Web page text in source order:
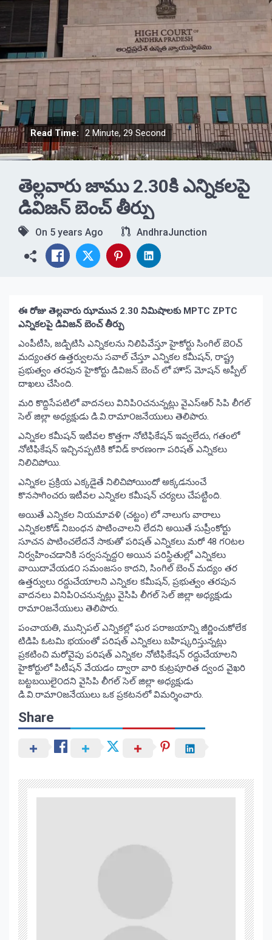
Read Time: 2 Minute, 29 Second
తెల్లవారు జాము 2.30కి ఎన్నికలపై
డివిజన్ బెంచ్ తీర్పు
On 5 years Ago AndhraJunction
ఈ రోజు తెల్లవారు ఝామున 2.30 నిమిషాలకు MPTC ZPTC
ఎన్నికలపై డివిజన్ బెంచ్ తీర్పు
ఎంపీటీసి, జడ్పిటిసి ఎన్నికలను నిలిపివేస్తూ హైకోర్టు సింగిల్ బె౦చ్
మద్యంతర ఉత్తర్వులను సవాల్ చేస్తూ ఎన్నికల కమీషన్, రాష్ట్ర
ప్రభుత్వం తరపున హైకోర్టు డివిజన్ బెంచ్ లో హౌస్ మోషన్ అప్పీల్
దాఖలు చేసింది.
మరి కొద్దిసేపటిలో వాదనలు వినిపి౦చనున్నట్లు వైఎస్ఆర్ సిపి లీగల్
సెల్ జిల్లా అధ్యక్షుడు డి.వి.రామా౦జనేయులు తెలిపారు.
ఎన్నికల కమీషన్ ఇటీవల కొత్తగా నోటిఫికేషన్ ఇవ్వలేదు, గతంలో
నోటిఫికేషన్ ఇచ్చినప్పటికి కోవిడ్ కారణంగా పరిషత్ ఎన్నికలు
నిలిచిపోయి.
ఎన్నికల ప్రక్రియ ఎక్కడైతే నిలిచిపోయిందో అక్కడనుంచే
కొనసాగించరు ఇటీవల ఎన్నికల కమీషన్ చర్యలు చేపట్టింది.
అయితే ఎన్నికల నియమావళి (చట్టం) లో నాలుగు వారాలు
ఎన్నికలకోడ్ నిబంధన పాటించాలని లేదని అయితే సుప్రీంకోర్టు
సూచన పాటించలేదనే సాకుతో పరిషత్ ఎన్నికలు మరో 48 గ౦టల
నిర్వహించడానికి సర్వసన్నద్ద౦ అయిన పరిస్థితుల్లో ఎన్నికలు
వాయిదావేయడ౦ సమంజసం కాదని, సింగిల్ బెంచ్ మద్యం తర
ఉత్తర్వులు రద్దుచేయాలని ఎన్నికల కమీషన్, ప్రభుత్వం తరపున
వాదనలు వినిపి౦చనున్నట్లు వైసిపి లీగల్ సెల్ జిల్లా అధ్యక్షుడు
రామా౦జనేయులు తెలిపారు.
పంచాయతి, మున్సిపల్ ఎన్నికల్లో ఘర పరాజయాన్ని జీర్ణించుకోలేక
టిడిపి ఓటమి భయంతో పరిషత్ ఎన్నికలు బహిష్కరిస్తున్నట్లు
ప్రకటించి మరోవైపు పరిషత్ ఎన్నికల నోటిఫికేషన్ రద్దుచేయాలని
హైకోర్టులో పిటీషన్ వేయడం ద్వారా వారి కుట్రపూరిత ద్వంద వైఖరి
బట్టబయిలై౦దని వైసిపి లీగల్ సెల్ జిల్లా అధ్యక్షుడు
డి.వి.రామా౦జనేయులు ఒక ప్రకటనలో విమర్శించారు.
Share